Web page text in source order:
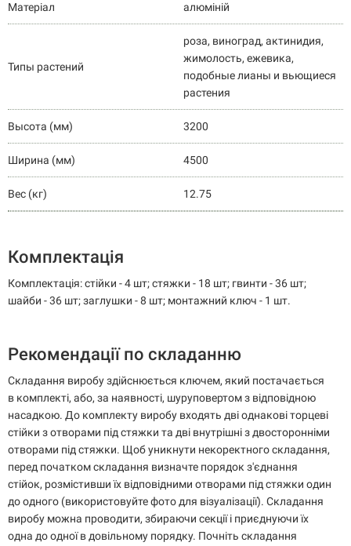
Матеріал алюміній
Типы растений
роза, виноград, актинидия,
жимолость, ежевика,
подобные лианы и вьющиеся
растения
Высота (мм) 3200
Ширина (мм) 4500
Вес (кг) 12.75
Комплектація
Комплектація: стійки - 4 шт; стяжки - 18 шт; гвинти - 36 шт;
шайби - 36 шт; заглушки - 8 шт; монтажний ключ - 1 шт.
Рекомендації по складанню
Складання виробу здійснюється ключем, який постачається
в комплекті, або, за наявності, шуруповертом з відповідною
насадкою. До комплекту виробу входять дві однакові торцеві
стійки з отворами під стяжки та дві внутрішні з двосторонніми
отворами під стяжки. Щоб уникнути некоректного складання,
перед початком складання визначте порядок з'єднання
стійок, розмістивши їх відповідними отворами під стяжки один
до одного (використовуйте фото для візуалізації). Складання
виробу можна проводити, збираючи секції і приєднуючи їх
одна до одної в довільному порядку. Почніть складання